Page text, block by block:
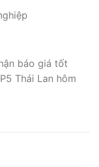
báo giá tốt
Thái Lan hôm